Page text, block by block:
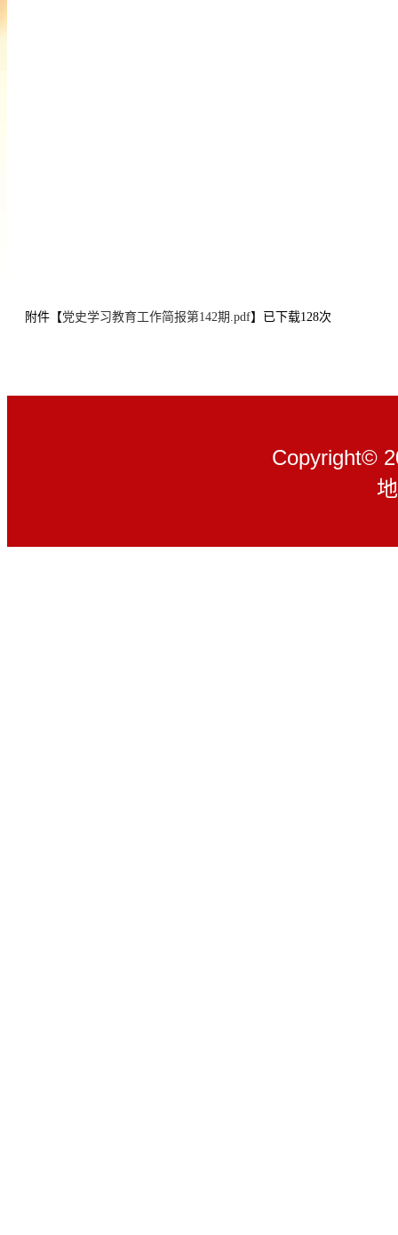
附件【党史学习教育工作简报第142期.pdf】已下载128次
Copyright©